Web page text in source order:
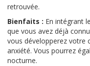
retrouvée.
Bienfaits : En intégrant
que vous avez déjà
vous développerez votre
anxiété. Vous pourrez
nocturne.